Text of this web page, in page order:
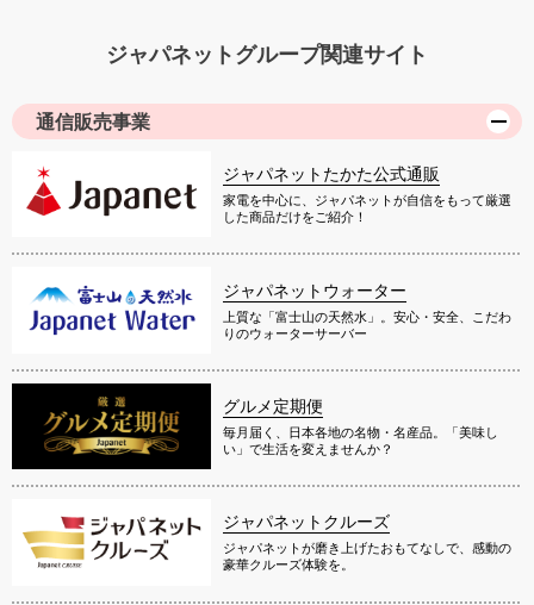
ジャパネットグループ関連サイト
通信販売事業
ジャパネットたかた公式通販
家電を中心に、ジャパネットが自信をもって厳選
した商品だけをご紹介！
ジャパネットウォーター
上質な「富士山の天然水」。安心・安全、こだわ
りのウォーターサーバー
グルメ定期便
毎月届く、日本各地の名物・名産品。「美味し
い」で生活を変えませんか？
ジャパネットクルーズ
ジャパネットが磨き上げたおもてなしで、感動の
豪華クルーズ体験を。